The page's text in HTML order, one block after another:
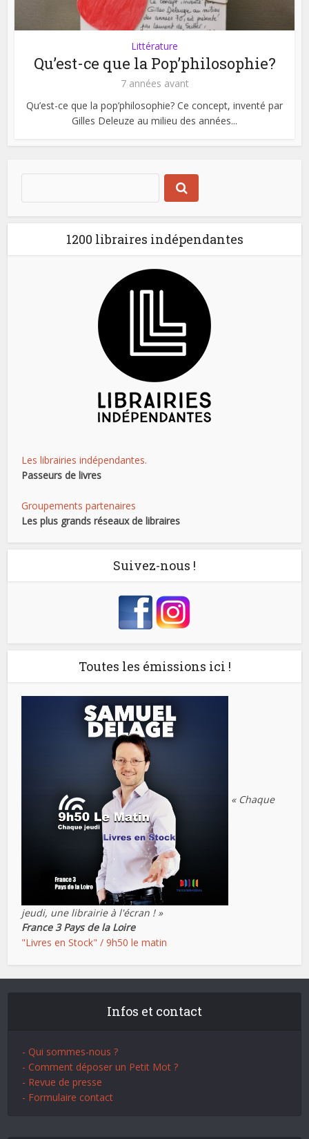
Littérature
Qu’est-ce que la Pop’philosophie?
7 années avant
Qu’est-ce que la pop’philosophie? Ce concept, inventé par
Gilles Deleuze au milieu des années...
1200 libraires indépendantes
Les librairies indépendantes.
Passeurs de livres
Groupements partenaires
Les plus grands réseaux de libraires
Suivez-nous !
Toutes les émissions ici !
« Chaque
jeudi, une librairie à l'écran ! »
France 3 Pays de la Loire
"Livres en Stock" / 9h50 le matin
Infos et contact
- Qui sommes-nous ?
- Comment déposer un Petit Mot ?
- Revue de presse
- Formulaire contact